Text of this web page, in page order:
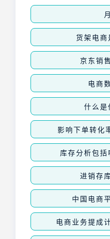
货架电商
京东销
电商
什么是
影响下单转化
库存分析包
进销存
中国电商
电商业务提成